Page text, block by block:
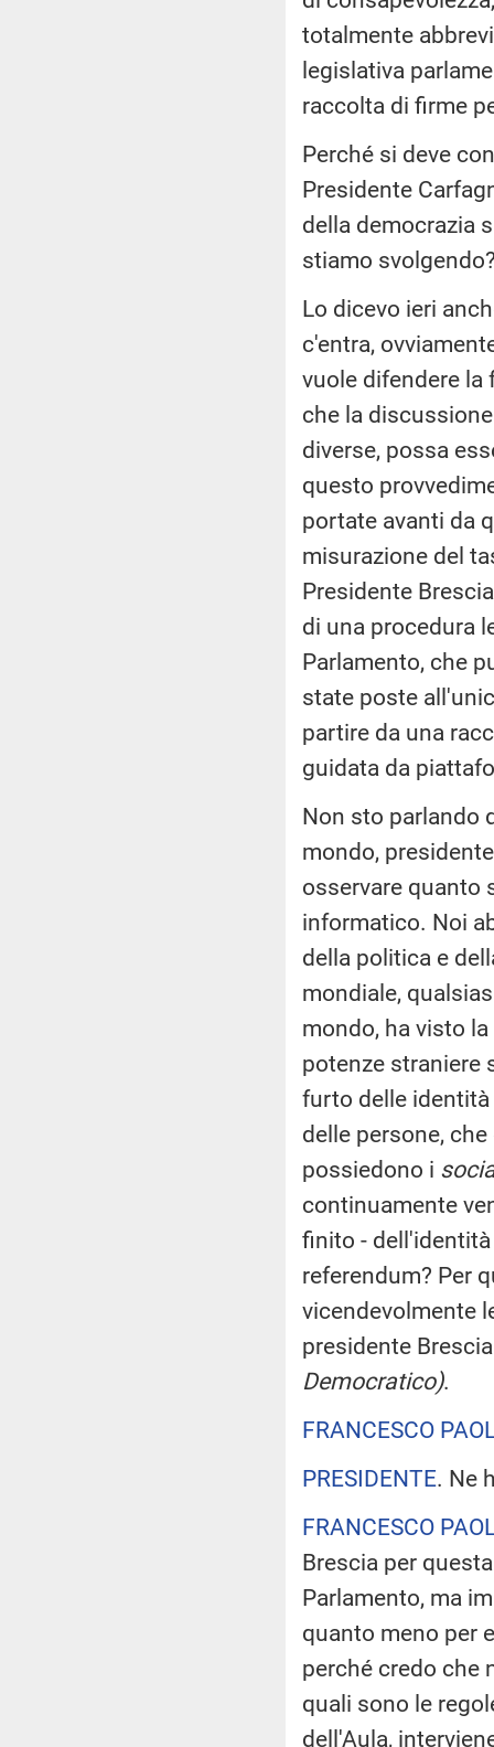
totalmente
legislativa
raccolta di firme
Perché si deve
Presidente
della democrazia
stiamo
Lo dicevo ieri
c'entra,
vuole difendere
che la
diverse, possa
questo
portate avanti da
misurazione del
Presidente
di una procedura
Parlamento, che
state poste
partire da una
guidata da
Non sto parlando
mondo,
osservare quanto
informatico. Noi
della politica e
mondiale,
mondo, ha visto
potenze straniere
furto delle
delle persone,
possiedono i
continuamente
finito -
referendum? Per
vicendevolmente
presidente
Democratico).
FRANCESCO
PRESIDENTE. Ne
FRANCESCO
Brescia per
Parlamento, ma
quanto meno per
perché credo che
quali sono le
dell'Aula,